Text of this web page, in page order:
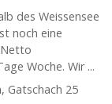
des Weissensee
noch eine
Netto
Woche. Wir ...
, Gatschach 25